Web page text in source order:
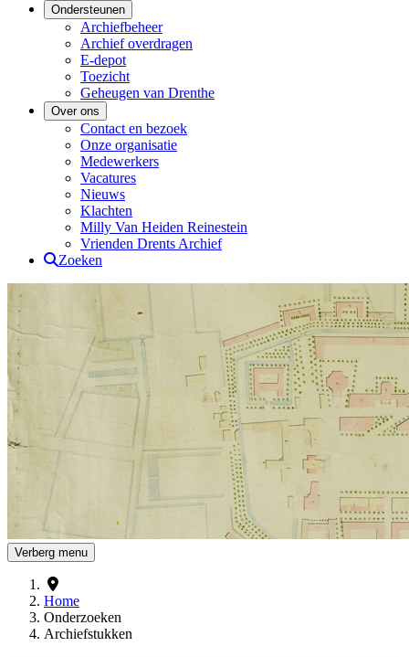
Ondersteunen
Archiefbeheer
Archief overdragen
E-depot
Toezicht
Geheugen van Drenthe
Over ons
Contact en bezoek
Onze organisatie
Medewerkers
Vacatures
Nieuws
Klachten
Milly Van Heiden Reinestein
Vrienden Drents Archief
Zoeken
Drents Archief
Verberg menu
Home
Onderzoeken
Archiefstukken